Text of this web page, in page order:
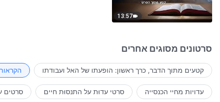
13:57
סרטונים מסוגים אחרים
קטעים מתוך הדבר, כרך ראשון: הופעתו של האל ועבודתו
עדויות מחיי הכנסייה סרטי עדוּת על התנסוּת חיים סרטים